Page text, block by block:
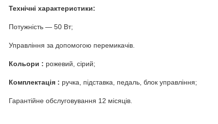
Технічні характеристики:
Потужність ― 50 Вт;
Управління за допомогою перемикачів.
Кольори : рожевий, сірий;
Комплектація : ручка, підставка, педаль, блок управління;
Гарантійне обслуговування 12 місяців.